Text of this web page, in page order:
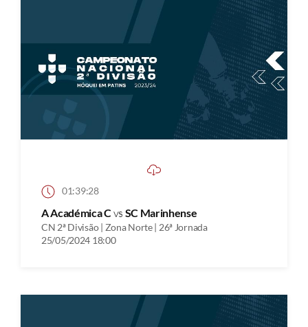
01:39:28
A Académica Cvs SC Marinhense
CN 2ª Divisão | Zona Norte | 26ª Jornada
25/05/2024 18:00